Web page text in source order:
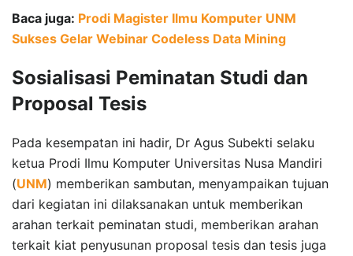
Baca juga: Prodi Magister Ilmu Komputer UNM
Sukses Gelar Webinar Codeless Data Mining
Sosialisasi Peminatan Studi dan
Proposal Tesis
Pada kesempatan ini hadir, Dr Agus Subekti selaku
ketua Prodi Ilmu Komputer Universitas Nusa Mandiri
(UNM) memberikan sambutan, menyampaikan tujuan
dari kegiatan ini dilaksanakan untuk memberikan
arahan terkait peminatan studi, memberikan arahan
terkait kiat penyusunan proposal tesis dan tesis juga